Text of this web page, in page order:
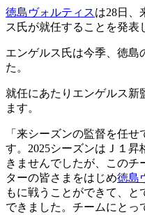
徳島ヴォルティスは28日、
ス氏が就任することを発表
エンゲルス氏は今季、徳島
た。
就任にあたりエンゲルス新
ます。
「来シーズンの監督を任
す。2025シーズンはＪ１
きませんでしたが、このチ
ターの皆さまをはじめ徳島
もに戦うことができて、
できました。チームにとっ